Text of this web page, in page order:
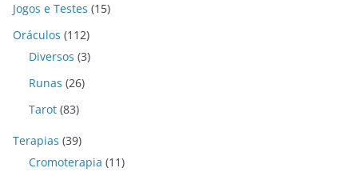
Jogos e Testes (15)
Oráculos (112)
Diversos (3)
Runas (26)
Tarot (83)
Terapias (39)
Cromoterapia (11)